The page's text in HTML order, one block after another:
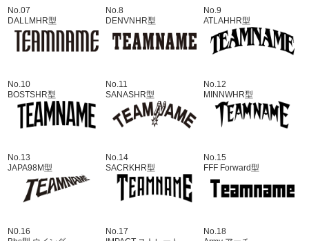
No.07
DALLMHR型
No.8
DENVNHR型
No.9
ATLAHHR型
No.10
BOSTSHR型
No.11
SANASHR型
No.12
MINNWHR型
No.13
JAPA98M型
No.14
SACRKHR型
No.15
FFF Forward型
N0.16
No.17
No.18